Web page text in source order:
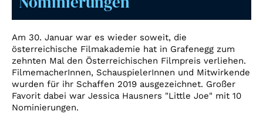
Account
Am 30. Januar war es wieder soweit, die
österreichische Filmakademie hat in Grafenegg zum
zehnten Mal den Österreichischen Filmpreis verliehen.
FilmemacherInnen, SchauspielerInnen und Mitwirkende
wurden für ihr Schaffen 2019 ausgezeichnet. Großer
Favorit dabei war Jessica Hausners "Little Joe" mit 10
Nominierungen.